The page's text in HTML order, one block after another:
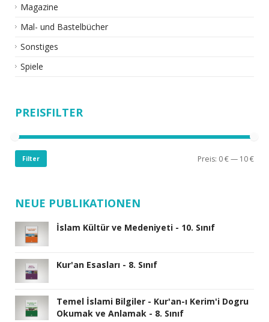
Magazine
Mal- und Bastelbücher
Sonstiges
Spiele
PREISFILTER
Filter Preis: 0 €— 10 €
NEUE PUBLIKATIONEN
İslam Kültür ve Medeniyeti - 10. Sınıf
Kur'an Esasları - 8. Sınıf
Temel İslami Bilgiler - Kur'an-ı Kerim'i Dogru
Okumak ve Anlamak - 8. Sınıf